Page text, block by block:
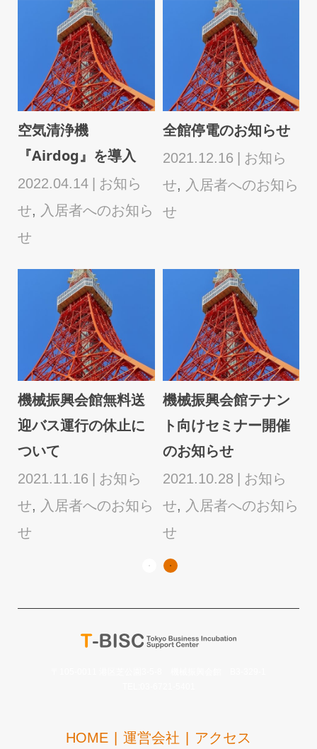
空気清浄機
『Airdog』を導入
2022.04.14
お知ら
せ, 入居者へのお知ら
せ
全館停電のお知らせ
2021.12.16
お知ら
せ, 入居者へのお知ら
せ
機械振興会館無料送
迎バス運行の休止に
ついて
2021.11.16
お知ら
せ, 入居者へのお知ら
せ
機械振興会館テナン
ト向けセミナー開催
のお知らせ
2021.10.28
お知ら
せ, 入居者へのお知ら
せ
HOME 運営会社 アクセス